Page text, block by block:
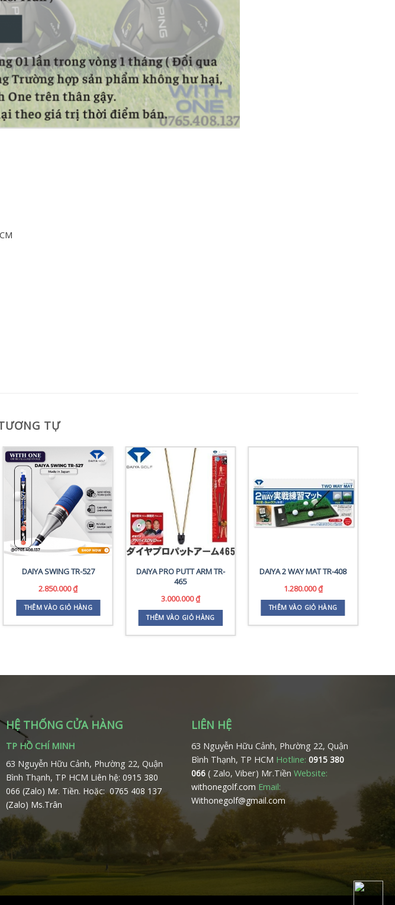
TỰ
DAIYA SWING TR-527
2.850.000₫
THÊM VÀO GIỎ HÀNG
DAIYA PRO PUTT ARM TR-
465
3.000.000₫
THÊM VÀO GIỎ HÀNG
DAIYA 2 WAY MAT TR-408
1.280.000₫
THÊM VÀO GIỎ HÀNG
HỆ THỐNG CỬA HÀNG
TP HỒ CHÍ MINH
63 Nguyễn Hữu Cảnh, Phường 22, Quận
Bình Thạnh, TP HCM Liên hệ: 0915 380
066 (Zalo) Mr. Tiền. Hoặc: 0765 408 137
(Zalo) Ms.Trân
LIÊN HỆ
63 Nguyễn Hữu Cảnh, Phường 22, Quận
Bình Thạnh, TP HCM Hotline: 0915 380
066( Zalo, Viber) Mr.Tiền Website:
withonegolf.com Email:
Withonegolf@gmail.com